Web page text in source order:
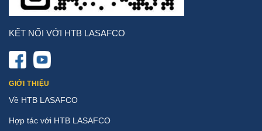
KẾT NỐI VỚI HTB LASAFCO
GIỚI THIỆU
Về HTB LASAFCO
Hợp tác với HTB LASAFCO